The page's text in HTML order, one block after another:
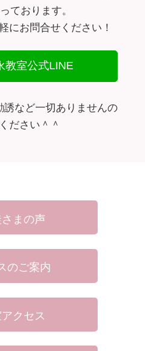
ております。
にお問合せください！
教室公式LINE
など一切ありませんの
ださい＾＾
まの声
のご案内
クセス